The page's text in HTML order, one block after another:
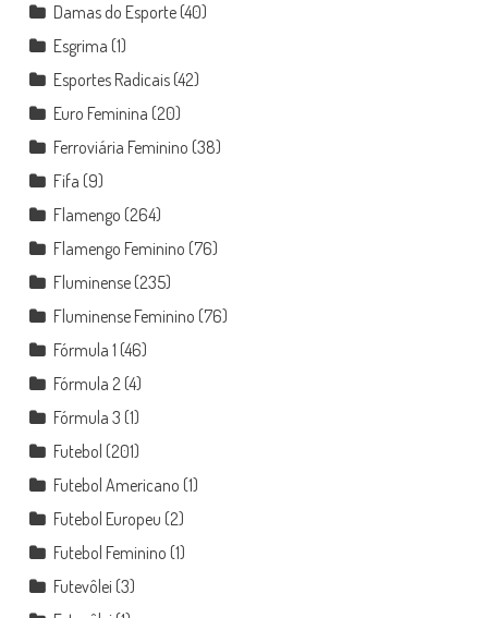
Damas do Esporte(40)
Esgrima (1)
Esportes Radicais(42)
Euro Feminina (20)
Ferroviária Feminino (38)
Fifa (9)
Flamengo (264)
Flamengo Feminino (76)
Fluminense(235)
Fluminense Feminino (76)
Fórmula 1 (46)
Fórmula 2 (4)
Fórmula 3 (1)
Futebol (201)
Futebol Americano (1)
Futebol Europeu (2)
Futebol Feminino (1)
Futevôlei (3)